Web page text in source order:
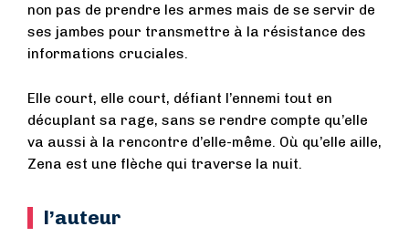
non pas de prendre les armes mais de se servir de
ses jambes pour transmettre à la résistance des
informations cruciales.
Elle court, elle court, défiant l’ennemi tout en
décuplant sa rage, sans se rendre compte qu’elle
va aussi à la rencontre d’elle-même. Où qu’elle aille,
Zena est une flèche qui traverse la nuit.
l’auteur